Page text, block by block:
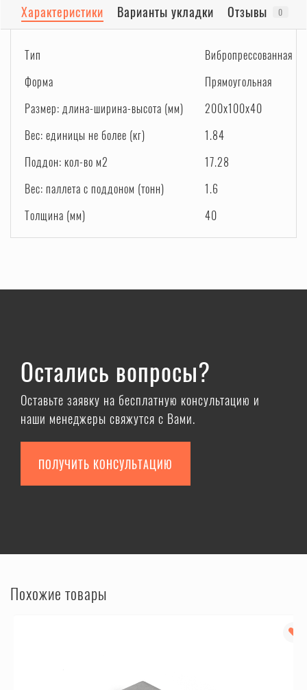
Характеристики Варианты укладки Отзывы 0
Тип
Вибропрессованная
Форма
Прямоугольная
Размер: длина-ширина-высота (мм)
200x100x40
Вес: единицы не более (кг)
1.84
Поддон: кол-во м2
17.28
Вес: паллета с поддоном (тонн)
1.6
Толщина (мм)
40
Остались вопросы?
Оставьте заявку на бесплатную консультацию и
наши менеджеры свяжутся с Вами.
ПОЛУЧИТЬ КОНСУЛЬТАЦИЮ
Похожие товары